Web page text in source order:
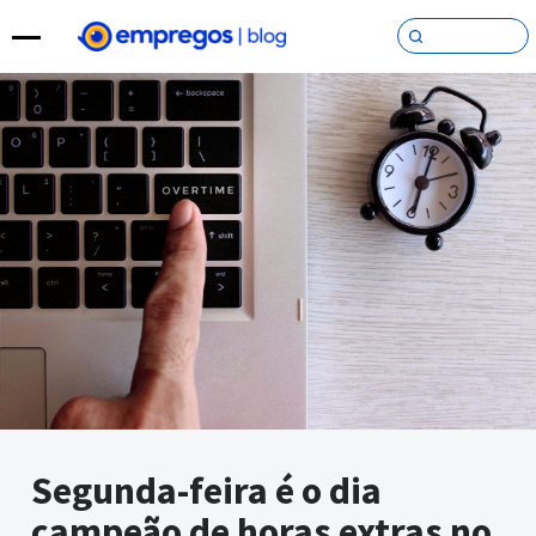
Pular para o conteúdo
Segunda-feira é o dia